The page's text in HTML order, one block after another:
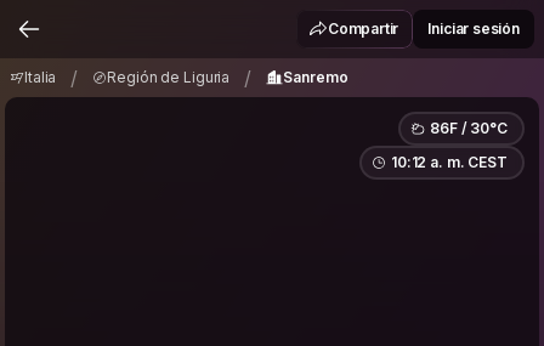
/ Sanremo
Compartir Iniciar sesión
Italia / Región de Liguria / Sanremo
86F / 30°C
10:12 a. m. CEST